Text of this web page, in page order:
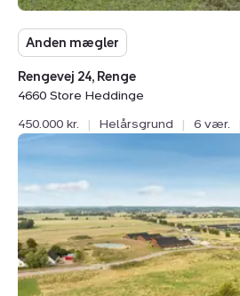
Anden mægler
Rengevej 24, Renge
4660 Store Heddinge
450.000 kr.
| Helårsgrund | 6 vær.
Helårsgrund:
Askelunden
34,
4660
Store
Heddinge